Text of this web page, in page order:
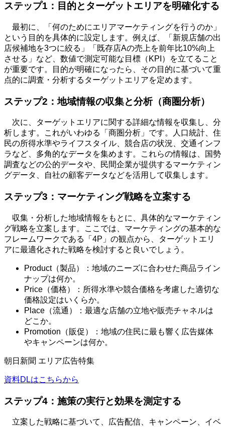
ステップ1 ：目的とターゲットエリアを明確化する
最初に、「何のためにエリアマーケティングを行うのか」
という目的を具体的に設定します。例えば、「新規店舗の出
店候補地を3つに絞る」「既存店Aの売上を前年比10%向上
させる」など、数値で測定可能な目標（ KPI ）を立てること
が重要です。目的が明確になったら、その目的に基づいて重
点的に調査・分析するターゲットエリアを定めます。
ステップ2 ：地域情報の収集と分析（商圏分析）
次に、ターゲットエリアに関する詳細な情報を収集し、分
析します。これがいわゆる「商圏分析」です。人口統計、住
民の所得水準やライフスタイル、競合店の状況、交通インフ
ラなど、多角的なデータを集めます。これらの情報は、国勢
調査などの公的データや、民間企業が提供するマーケティン
グデータ、自社の顧客データなどを活用して収集します。
ステップ3 ：マーケティング戦略を立案する
収集・分析した地域情報をもとに、具体的なマーケティン
グ戦略を立案します。ここでは、マーケティングの基本的な
フレームワークである「 4P 」の観点から、ターゲットエリ
アに最適化された戦略を検討すると良いでしょう。
Product（製品）：地域のニーズに合わせた商品ライン
ナップは何か。
Price（価格）：所得水準や競合価格を考慮した適切な
価格設定はいくらか。
Place（流通）：最適な店舗の立地や販売チャネルは
どこか。
Promotion（販促）：地域の住民に最も響く広告媒体
やキャンペーンは何か。
朝日新聞 エリア広告特集
資料DLはこちらから
ステップ4 ：施策の実行と効果を測定する
立案した戦略に基づいて、広告配信、キャンペーン、イベ